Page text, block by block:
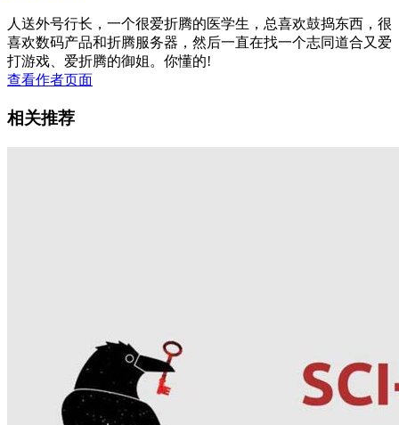
人送外号行长，一个很爱折腾的医学生，总喜欢鼓捣东西，很
喜欢数码产品和折腾服务器，然后一直在找一个志同道合又爱
打游戏、爱折腾的御姐。你懂的!
查看作者页面
相关推荐